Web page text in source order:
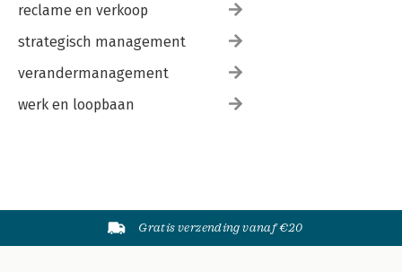
reclame en verkoop
strategisch management
verandermanagement
werk en loopbaan
Gratis verzending vanaf €20